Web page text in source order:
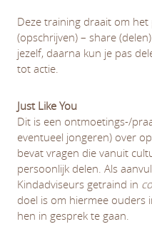
Deze training draait om het
(opschrijven) – share
jezelf, daarna kun je pas
tot actie.
Just Like You
Dit is een ontmoetings-/
eventueel jongeren) over
bevat vragen die vanuit
persoonlijk delen. Als
Kindadviseurs getraind in
doel is om hiermee ouders
hen in gesprek te gaan.